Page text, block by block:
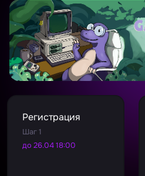
Регистрация
Шаг 1
до 26.04 18:00